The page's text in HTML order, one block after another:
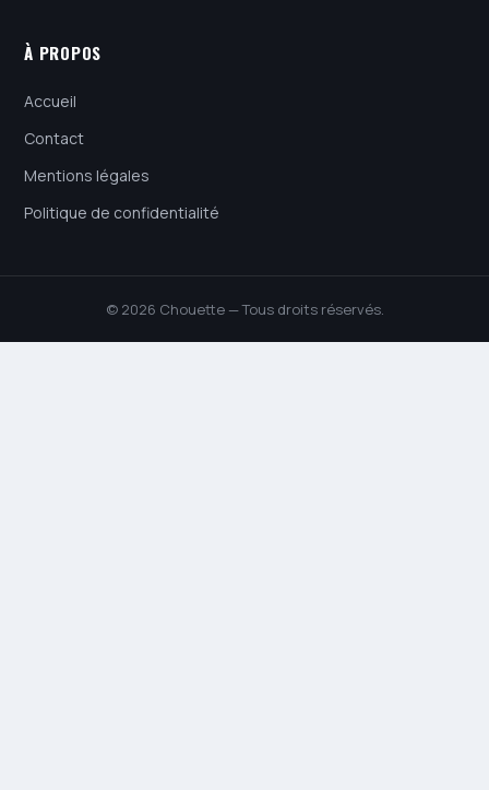
À PROPOS
Accueil
Contact
Mentions légales
Politique de confidentialité
© 2026 Chouette — Tous droits réservés.